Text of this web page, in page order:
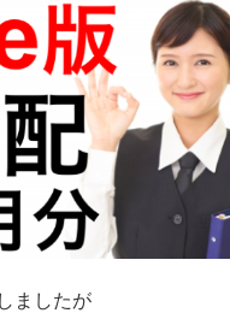
ましたが